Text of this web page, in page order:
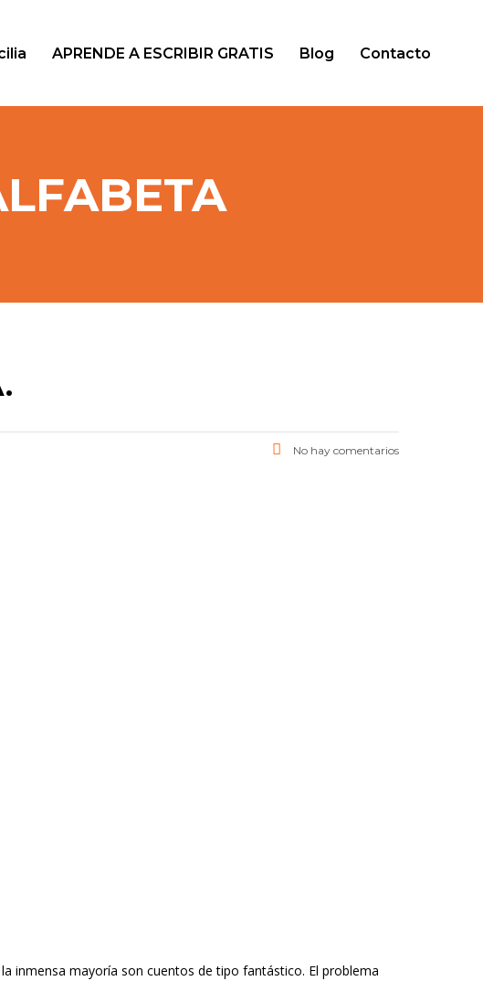
APRENDE A ESCRIBIR GRATIS Blog Contacto
No hay comentarios
inmensa mayoría son cuentos de tipo fantástico. El problema